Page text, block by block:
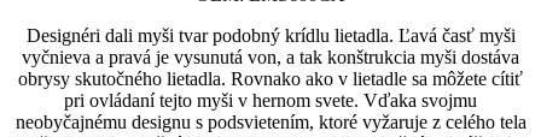
Designéri dali myši tvar podobný krídlu lietadla. Ľavá časť myši
vyčnieva a pravá je vysunutá von, a tak konštrukcia myši dostáva
obrysy skutočného lietadla. Rovnako ako v lietadle sa môžete cítiť
pri ovládaní tejto myši v hernom svete. Vďaka svojmu
neobyčajnému designu s podsvietením, ktoré vyžaruje z celého tela